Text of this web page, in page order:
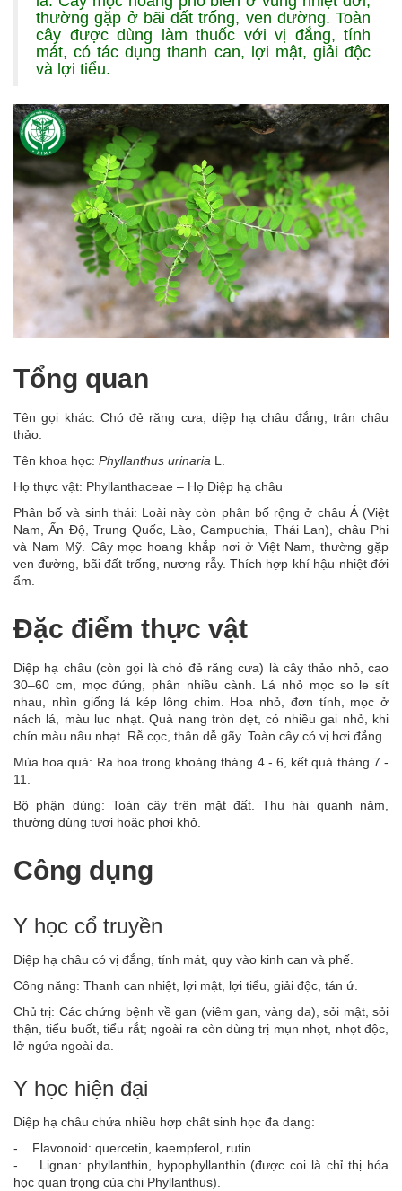
thường gặp ở bãi đất trống, ven đường. Toàn
cây được dùng làm thuốc với vị đắng, tính
mát, có tác dụng thanh can, lợi mật, giải độc
và lợi tiểu.
Tổng quan
Tên gọi khác: Chó đẻ răng cưa, diệp hạ châu đắng, trân châu
thảo.
Tên khoa học: Phyllanthus urinaria L.
Họ thực vật: Phyllanthaceae – Họ Diệp hạ châu
Phân bố và sinh thái: Loài này còn phân bố rộng ở châu Á (Việt
Nam, Ấn Độ, Trung Quốc, Lào, Campuchia, Thái Lan), châu Phi
và Nam Mỹ. Cây mọc hoang khắp nơi ở Việt Nam, thường gặp
ven đường, bãi đất trống, nương rẫy. Thích hợp khí hậu nhiệt đới
ẩm.
Đặc điểm thực vật
Diệp hạ châu (còn gọi là chó đẻ răng cưa) là cây thảo nhỏ, cao
30–60 cm, mọc đứng, phân nhiều cành. Lá nhỏ mọc so le sít
nhau, nhìn giống lá kép lông chim. Hoa nhỏ, đơn tính, mọc ở
nách lá, màu lục nhạt. Quả nang tròn dẹt, có nhiều gai nhỏ, khi
chín màu nâu nhạt. Rễ cọc, thân dễ gãy. Toàn cây có vị hơi đắng.
Mùa hoa quả: Ra hoa trong khoảng tháng 4 - 6, kết quả tháng 7 -
11.
Bộ phận dùng: Toàn cây trên mặt đất. Thu hái quanh năm,
thường dùng tươi hoặc phơi khô.
Công dụng
Y học cổ truyền
Diệp hạ châu có vị đắng, tính mát, quy vào kinh can và phế.
Công năng: Thanh can nhiệt, lợi mật, lợi tiểu, giải độc, tán ứ.
Chủ trị: Các chứng bệnh về gan (viêm gan, vàng da), sỏi mật, sỏi
thận, tiểu buốt, tiểu rắt; ngoài ra còn dùng trị mụn nhọt, nhọt độc,
lở ngứa ngoài da.
Y học hiện đại
Diệp hạ châu chứa nhiều hợp chất sinh học đa dạng:
- Flavonoid: quercetin, kaempferol, rutin.
- Lignan: phyllanthin, hypophyllanthin (được coi là chỉ thị hóa
học quan trọng của chi Phyllanthus).